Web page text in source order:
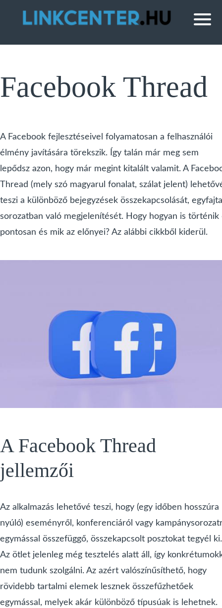
Facebook Thread
A Facebook fejlesztéseivel folyamatosan a felhasználói
élmény javítására törekszik. Így talán már meg sem
lepődsz azon, hogy már megint kitalált valamit. A
Thread (mely szó magyarul fonalat, szálat jelent)
teszi a különböző bejegyzések összekapcsolását, egyfajta
sorozatban való megjelenítését. Hogy hogyan is történik
pontosan és mik az előnyei? Az alábbi cikkből kiderül.
A Facebook Thread
jellemzői
Az alkalmazás lehetővé teszi, hogy (egy időben hosszúra
nyúló) eseményről, konferenciáról vagy
egymással összefüggő, összekapcsolt posztokat tegyél ki.
Az ötlet jelenleg még tesztelés alatt áll, így
nem tudunk szolgálni. Az azért valószínűsíthető, hogy
rövidebb tartalmi elemek lesznek összefűzhetőek
egymással, melyek akár különböző típusúak is lehetnek.